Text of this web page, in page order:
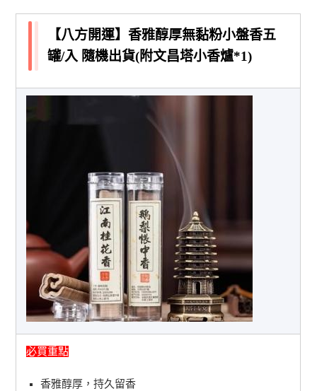
【八方開運】香雅醇厚無黏粉小盤香五
罐/入 隨機出貨(附文昌塔小香爐*1)
必買重點
香雅醇厚，持久留香